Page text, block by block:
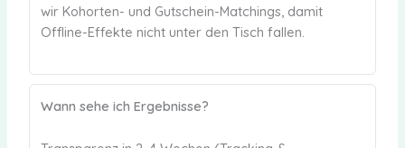
wir Kohorten- und Gutschein-Matchings, damit
Offline-Effekte nicht unter den Tisch fallen.
Wann sehe ich Ergebnisse?